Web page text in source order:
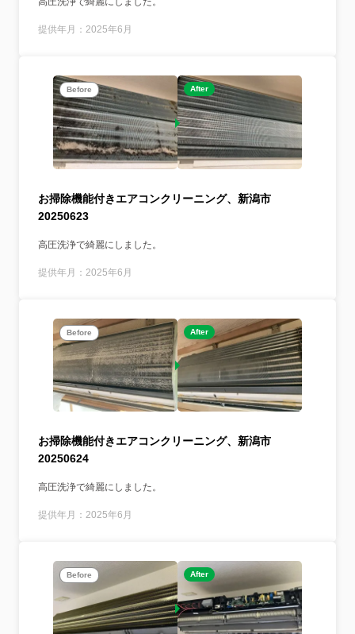
提供年月：2025年6月
Before After
お掃除機能付きエアコンクリーニング、新潟市
20250623
高圧洗浄で綺麗にしました。
提供年月：2025年6月
Before After
お掃除機能付きエアコンクリーニング、新潟市
20250624
高圧洗浄で綺麗にしました。
提供年月：2025年6月
Before After